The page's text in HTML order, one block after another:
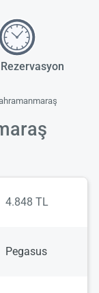
4.848 TL
Pegasus